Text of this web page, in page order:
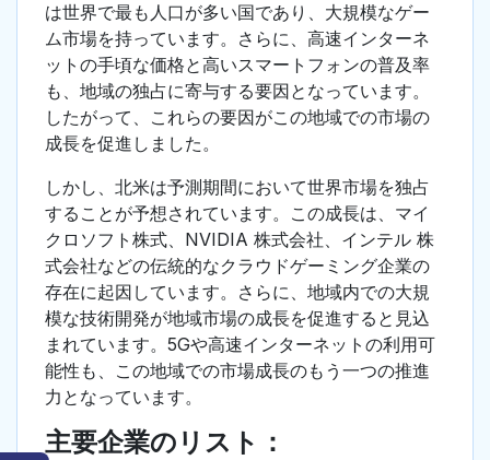
は世界で最も人口が多い国であり、大規模なゲー
ム市場を持っています。さらに、高速インターネ
ットの手頃な価格と高いスマートフォンの普及率
も、地域の独占に寄与する要因となっています。
したがって、これらの要因がこの地域での市場の
成長を促進しました。
しかし、北米は予測期間において世界市場を独占
することが予想されています。この成長は、マイ
クロソフト株式、NVIDIA 株式会社、インテル 株
式会社などの伝統的なクラウドゲーミング企業の
存在に起因しています。さらに、地域内での大規
模な技術開発が地域市場の成長を促進すると見込
まれています。5Gや高速インターネットの利用可
能性も、この地域での市場成長のもう一つの推進
力となっています。
主要企業のリスト：